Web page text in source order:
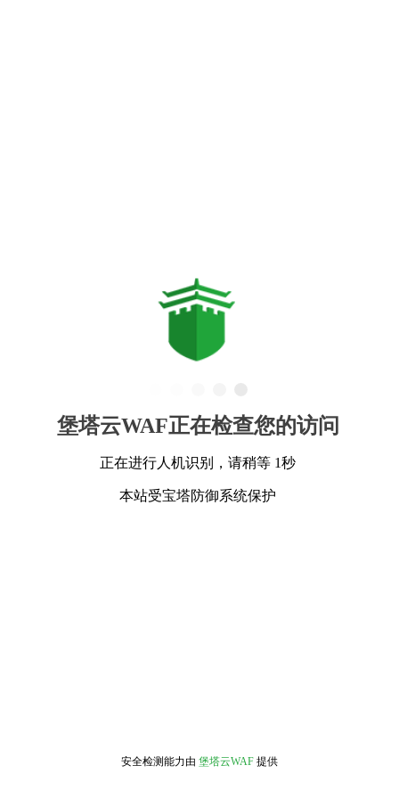
堡塔云WAF正在检查您的访问
正在进行人机识别，请稍等 1秒
本站受宝塔防御系统保护
安全检测能力由 堡塔云WAF 提供